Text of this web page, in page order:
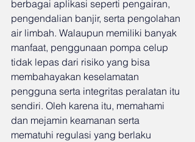
berbagai aplikasi seperti pengairan,
pengendalian banjir, serta pengolahan
air limbah. Walaupun memiliki banyak
manfaat, penggunaan pompa celup
tidak lepas dari risiko yang bisa
membahayakan keselamatan
pengguna serta integritas peralatan itu
sendiri. Oleh karena itu, memahami
dan mejamin keamanan serta
mematuhi regulasi yang berlaku